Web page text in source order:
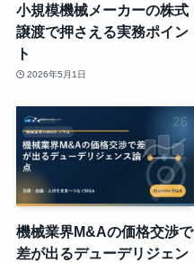
小規模機械メーカーの株式
譲渡で押さえる実務ポイン
ト
2026年5月1日
機械業界M&Aの価格交渉で
差が出るデューデリジェン